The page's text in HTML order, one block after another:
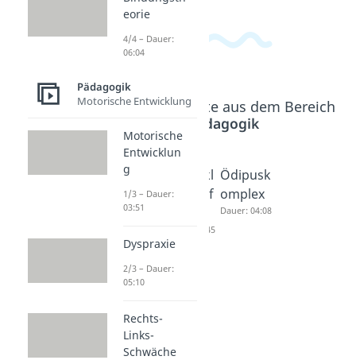
Beliebte Inhalte aus dem Bereich
Pädagogik
Psychose
xuelle
Entwickl
Freud
Dauer: 04:36
Entwickl
ungsauf
Dauer: 05:45
Ödipusk
omplex
Dauer: 04:08
eorie
4/4 – Dauer:
06:04
Pädagogik
Motorische Entwicklung
Motorische
Entwicklun
g
1/3 – Dauer:
03:51
Dyspraxie
2/3 – Dauer:
05:10
Rechts-
Links-
Schwäche